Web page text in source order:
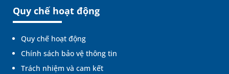
Quy chế hoạt động
Quy chế hoạt động
Chính sách bảo vệ thông tin
Trách nhiệm và cam kết